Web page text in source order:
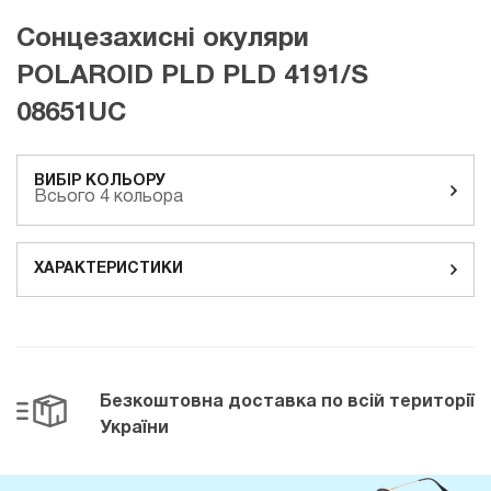
Сонцезахисні окуляри
POLAROID PLD PLD 4191/S
08651UC
ВИБІР КОЛЬОРУ
Всього 4 кольора
ХАРАКТЕРИСТИКИ
Безкоштовна доставка по всій території
України